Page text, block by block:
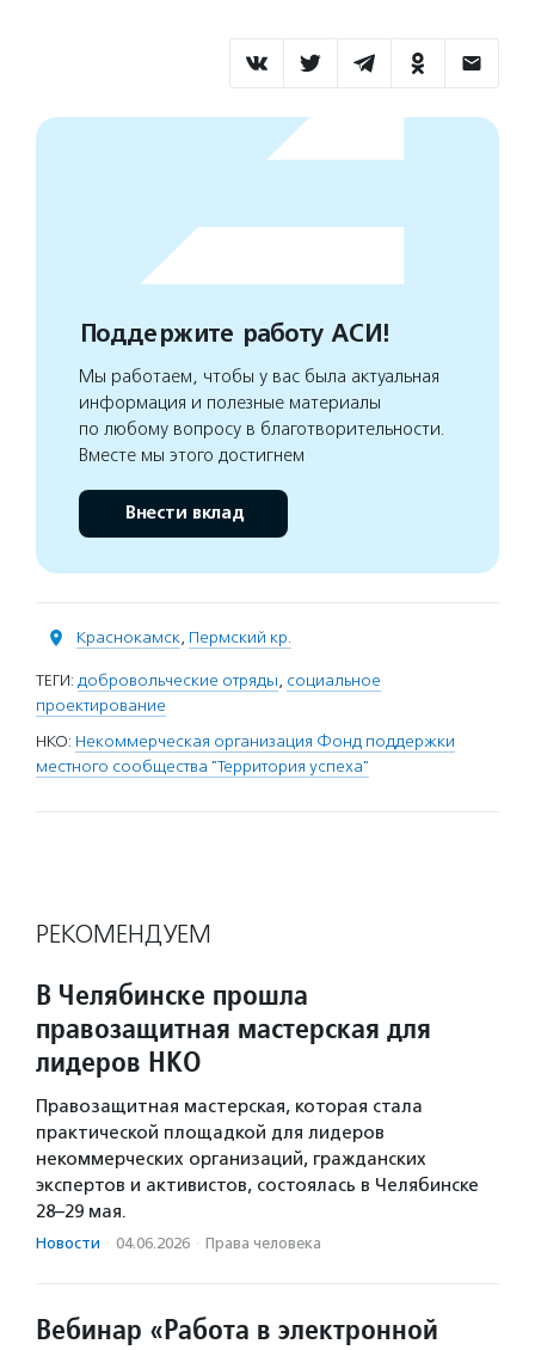
Поддержите работу АСИ!
Мы работаем, чтобы у вас была актуальная
информация и полезные материалы
по любому вопросу в благотворительности.
Вместе мы этого достигнем
Внести вклад
Краснокамск, Пермский кр.
ТЕГИ: добровольческие отряды, социальное
проектирование
НКО: Некоммерческая организация Фонд поддержки
местного сообщества "Территория успеха"
РЕКОМЕНДУЕМ
В Челябинске прошла
правозащитная мастерская для
лидеров НКО
Правозащитная мастерская, которая стала
практической площадкой для лидеров
некоммерческих организаций, гражданских
экспертов и активистов, состоялась в Челябинске
28–29 мая.
Новости · 04.06.2026 · Права человека
Вебинар «Работа в электронной